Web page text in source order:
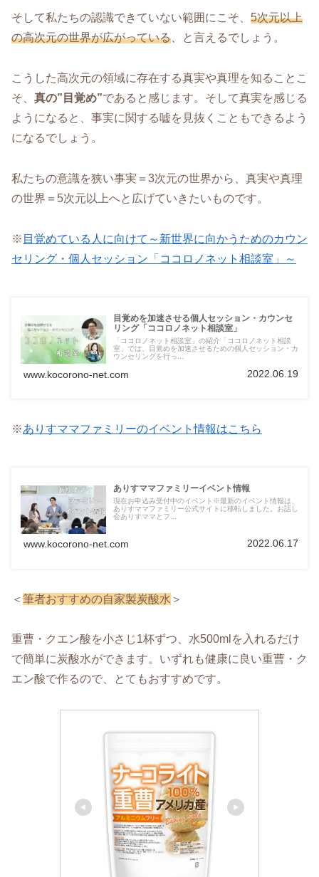
そして私たちの認識できていない範囲にこそ、 5次元以上
の高次元の世界が広がっている、と言えるでしょう。
こうした高次元の領域に存在する真実や真理を知ることこ
そ、 真の”目覚め”であると感じます。そして真実を感じる
ようになると、事実に関する嘘を見抜くこともできるよう
になるでしょう。
私たちの意識を狭い事実＝3次元の世界から、真実や真理
の世界＝5次元以上へと広げていきたいものです。
※ 目覚めている人に向けて～新世界に向かうためのカウン
セリング・個人セッション「ココロノネット相談室」～
目覚めを加速させる個人セッション・カウンセ
リング「ココロノネット相談室」
「ココロノネット相談室」の紹介「ココロノネット相談
室」では、目覚めを加速させるための個人セッション・カ
ウンセリングを行っ...
www.kocorono-net.com 2022.06.19
※ありすママファミリーのイベント情報はこちら
ありすママファミリーイベント情報
現在お申込み受付中のイベント※最新のイベント情報は、
ありすママファミリー公式サイトに移転しました。お話し
会ありすママとフ...
www.kocorono-net.com 2022.06.17
＜ 筆者おすすめの自家製炭酸水 ＞
重曹・クエン酸を小さじ1杯ずつ、水500mlを入れるだけ
で簡単に炭酸水ができます。いずれも健康に良い重曹・ク
エン酸で作るので、とてもおすすめです。